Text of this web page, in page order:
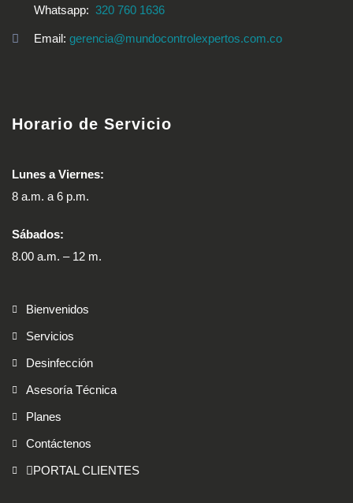
Whatsapp: 320 760 1636
Email: gerencia@mundocontrolexpertos.com.co
Horario de Servicio
Lunes a Viernes:
8 a.m. a 6 p.m.
Sábados:
8.00 a.m. – 12 m.
Bienvenidos
Servicios
Desinfección
Asesoría Técnica
Planes
Contáctenos
PORTAL CLIENTES